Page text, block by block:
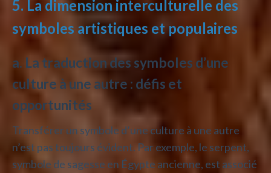
5. La dimension interculturelle des
symboles artistiques et populaires
a. La traduction des symboles d’une
culture à une autre : défis et
opportunités
Transférer un symbole d’une culture à une autre
n’est pas toujours évident. Par exemple, le serpent,
symbole de sagesse en Égypte ancienne, est associé